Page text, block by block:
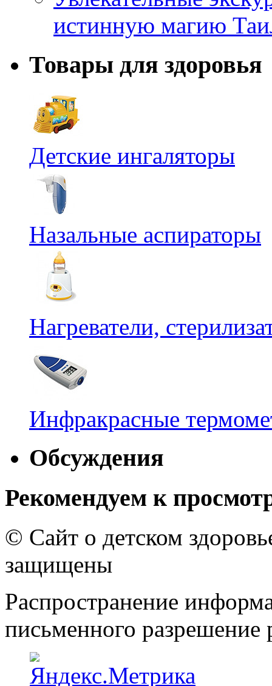
истинную магию
Товары для здоровья
Детские ингаляторы
Назальные аспираторы
Нагреватели,
Инфракрасные
Обсуждения
Рекомендуем к
© Сайт о детском
защищены
Распространение
письменного разрешение